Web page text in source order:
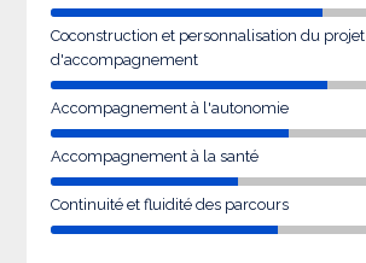
Coconstruction et personnalisation du projet
d'accompagnement
Accompagnement à l'autonomie
Accompagnement à la santé
Continuité et fluidité des parcours